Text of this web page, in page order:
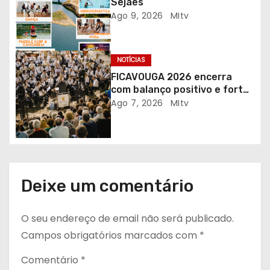
i
g
o
s
Ago 9, 2026 MItv
NOTÍCIAS
FICAVOUGA 2026 encerra
com balanço positivo e forte
adesão da comunidade
Ago 7, 2026 MItv
Deixe um comentário
O seu endereço de email não será publicado.
Campos obrigatórios marcados com *
Comentário *